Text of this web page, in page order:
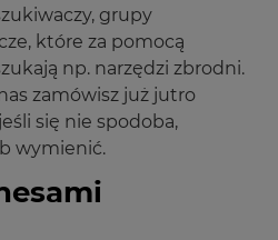
grupy
które za pomocą
np. narzędzi zbrodni.
zamówisz już jutro
się nie spodoba,
wymienić.